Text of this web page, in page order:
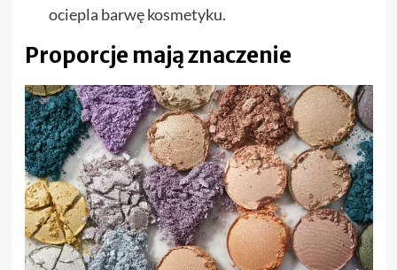
ociepla barwę kosmetyku.
Proporcje mają znaczenie